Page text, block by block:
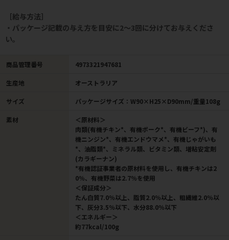
［給与方法］
・パッケージ記載の与え方を目安に2～3回に分けてお与えくださ
い。
商品管理番号 4973321947681
生産地 オーストラリア
サイズ パッケージサイズ：W90×H25×D90mm/重量108g
素材
＜原材料＞
肉類(有機チキン*、有機ポーク*、有機ビーフ*)、有
機ニンジン*、有機エンドウマメ*、有機じゃがいも
*、油脂類*、ミネラル類、ビタミン類、増粘安定剤
(カラギーナン)
*有機認証事業者の原材料を使用し、有機チキンは2
0％、有機野菜は2.7％を使用
＜保証成分＞
たん白質7.0％以上、脂質2.0％以上、粗繊維2.0％以
下、灰分3.5％以下、水分88.0％以下
＜エネルギー＞
約77kcal/100g